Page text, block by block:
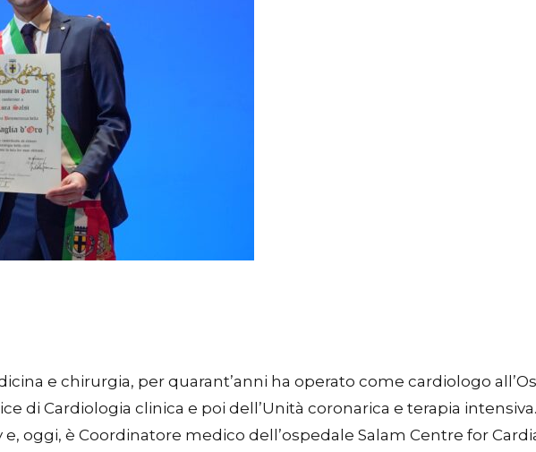
e chirurgia, per quarant’anni ha operato come cardiologo
di Cardiologia clinica e poi dell’Unità coronarica e terapia
oggi, è Coordinatore medico dell’ospedale Salam Centre for